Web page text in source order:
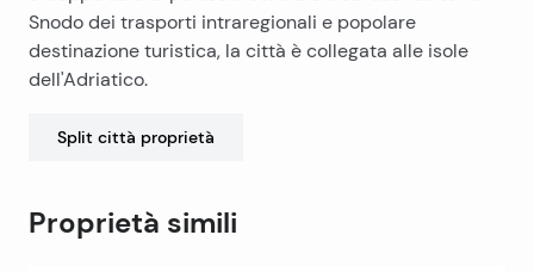
Snodo dei trasporti intraregionali e popolare
destinazione turistica, la città è collegata alle isole
dell'Adriatico.
Split città proprietà
Proprietà simili